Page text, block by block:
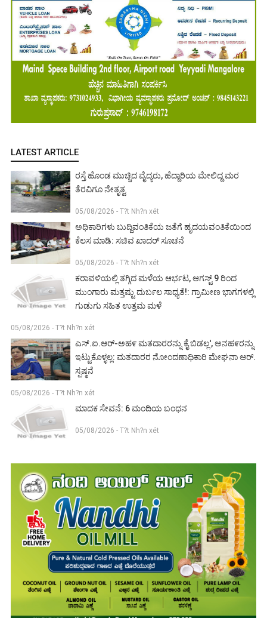
LATEST ARTICLE
ರಸ್ತೆ ಹೊಂಡ ಮುಚ್ಚಿದ ವೈದ್ಯರು, ಹೆದ್ದಾರಿಯ ಮೇಲಿದ್ದ ಮರ
ತೆರವಿಗೂ ನೇತೃತ್ವ
05/08/2026 - T?t Nh?n xét
ಅಧಿಕಾರಿಗಳು ಬುದ್ದಿವಂತಿಕೆಯ ಜತೆಗೆ ಹೃದಯವಂತಿಕೆಯಿಂದ
ಕೆಲಸ ಮಾಡಿ: ಸಚಿವ ಖಾದರ್ ಸೂಚನೆ
05/08/2026 - T?t Nh?n xét
ಕರಾವಳಿಯಲ್ಲಿ ತಗ್ಗಿದ ಮಳೆಯ ಆರ್ಭಟ, ಆಗಸ್ಟ್ 9 ರಿಂದ
ಮುಂಗಾರು ಮತ್ತಷ್ಟು ದುರ್ಬಲ ಸಾಧ್ಯತೆ!: ಗ್ರಾಮೀಣ ಭಾಗಗಳಲ್ಲಿ
ಗುಡುಗು ಸಹಿತ ಉತ್ತಮ ಮಳೆ
05/08/2026 - T?t Nh?n xét
ಎಸ್.ಐ.ಆರ್-ಅಹ೯ ಮತದಾರರನ್ನು ಕೈ ಬಿಡಲ್ಲ', ಅನಹ೯ರನ್ನು
ಇಟ್ಟುಕೊಳ್ಳಲ್ಲ: ಮತದಾರರ ನೋಂದಣಾಧಿಕಾರಿ ಮೇಘನಾ ಆರ್.
ಸ್ಪಷ್ಠನೆ
05/08/2026 - T?t Nh?n xét
ಮಾದಕ ಸೇವನೆ: 6 ಮಂದಿಯ ಬಂಧನ
05/08/2026 - T?t Nh?n xét